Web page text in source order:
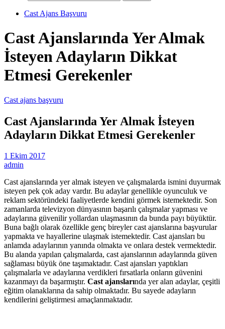
Cast Ajans Başvuru
Cast Ajanslarında Yer Almak
İsteyen Adayların Dikkat
Etmesi Gerekenler
Cast ajans başvuru
Cast Ajanslarında Yer Almak İsteyen
Adayların Dikkat Etmesi Gerekenler
1 Ekim 2017
admin
Cast ajanslarında yer almak isteyen ve çalışmalarda ismini duyurmak
isteyen pek çok aday vardır. Bu adaylar genellikle oyunculuk ve
reklam sektöründeki faaliyetlerde kendini görmek istemektedir. Son
zamanlarda televizyon dünyasının başarılı çalışmalar yapması ve
adaylarına güvenilir yollardan ulaşmasının da bunda payı büyüktür.
Buna bağlı olarak özellikle genç bireyler cast ajanslarına başvurular
yapmakta ve hayallerine ulaşmak istemektedir. Cast ajansları bu
anlamda adaylarının yanında olmakta ve onlara destek vermektedir.
Bu alanda yapılan çalışmalarda, cast ajanslarının adaylarında güven
sağlaması büyük öne taşımaktadır. Cast ajansları yaptıkları
çalışmalarla ve adaylarına verdikleri fırsatlarla onların güvenini
kazanmayı da başarmıştır. Cast ajanslarında yer alan adaylar, çeşitli
eğitim olanaklarına da sahip olmaktadır. Bu sayede adayların
kendilerini geliştirmesi amaçlanmaktadır.